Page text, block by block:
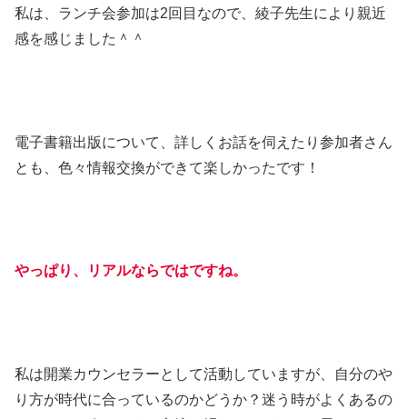
私は、ランチ会参加は2回目なので、綾子先生により親近
感を感じました＾＾
電子書籍出版について、詳しくお話を伺えたり参加者さん
とも、色々情報交換ができて楽しかったです！
やっぱり、リアルならではですね。
私は開業カウンセラーとして活動していますが、自分のや
り方が時代に合っているのかどうか？迷う時がよくあるの